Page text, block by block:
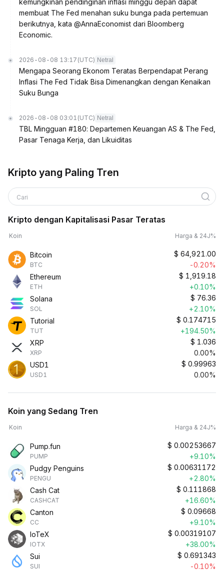
kemungkinan pendinginan inflasi minggu depan dapat
membuat The Fed menahan suku bunga pada pertemuan
berikutnya, kata @AnnaEconomist dari Bloomberg
Economic.
2026-08-08 13:17 (UTC) Netral
Mengapa Seorang Ekonom Teratas Berpendapat Perang
Inflasi The Fed Tidak Bisa Dimenangkan dengan Kenaikan
Suku Bunga
2026-08-08 03:01 (UTC) Netral
TBL Mingguan #180: Departemen Keuangan AS & The Fed,
Pasar Tenaga Kerja, dan Likuiditas
Kripto yang Paling Tren
Cari
Kripto dengan Kapitalisasi Pasar Teratas
Koin Harga & 24J%
Bitcoin
BTC
$ 64,921.00
-0.20%
Ethereum
ETH
$ 1,919.18
+0.10%
Solana
SOL
$ 76.36
+2.10%
Tutorial
TUT
$ 0.174715
+194.50%
XRP
XRP
$ 1.036
0.00%
USD1
USD1
$ 0.99963
0.00%
Koin yang Sedang Tren
Koin Harga & 24J%
Pump.fun
PUMP
$ 0.00253667
+9.10%
Pudgy Penguins
PENGU
$ 0.00631172
+2.80%
Cash Cat
CASHCAT
$ 0.111868
+16.60%
Canton
CC
$ 0.09668
+9.10%
IoTeX
IOTX
$ 0.00319107
+38.00%
Sui
SUI
$ 0.691343
-0.10%